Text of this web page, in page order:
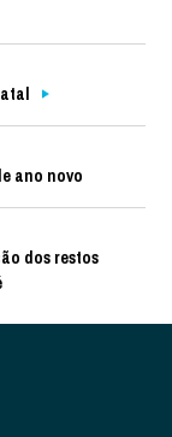
ano novo
dos restos